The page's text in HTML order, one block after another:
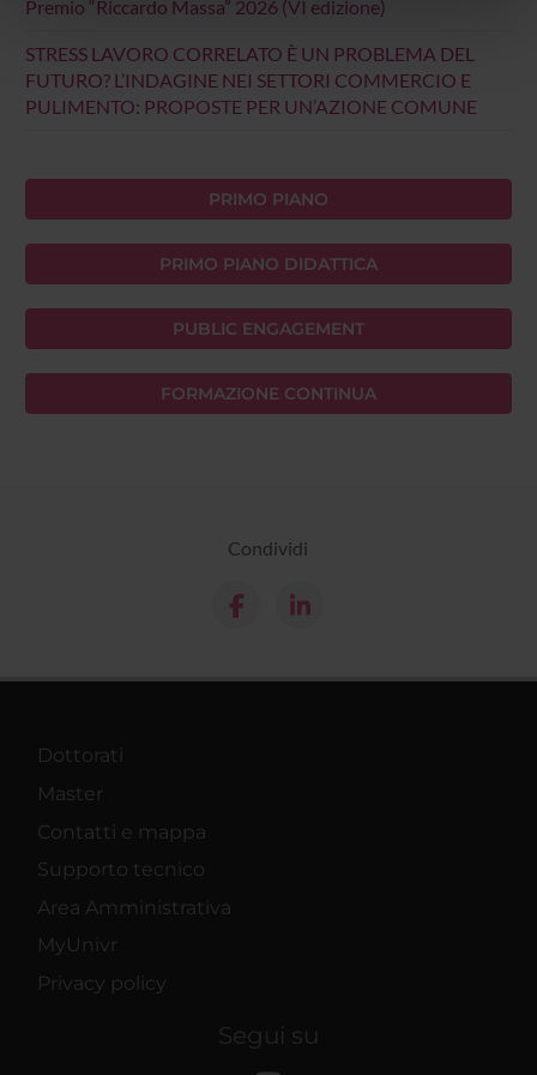
nostri partner che si occupano di analisi dei dati web,
con altre informazioni che hai fornito loro o che hanno
raccolto dal tuo utilizzo dei loro servizi.
Premio “Riccardo Massa” 2026 (VI edizione)
STRESS LAVORO CORRELATO È UN PROBLEMA DEL
FUTURO? L’INDAGINE NEI SETTORI COMMERCIO E
PULIMENTO: PROPOSTE PER UN’AZIONE COMUNE
PRIMO PIANO
PRIMO PIANO DIDATTICA
PUBLIC ENGAGEMENT
FORMAZIONE CONTINUA
Condividi
Dottorati
Master
Contatti e mappa
Supporto tecnico
Area Amministrativa
MyUnivr
Privacy policy
Segui su